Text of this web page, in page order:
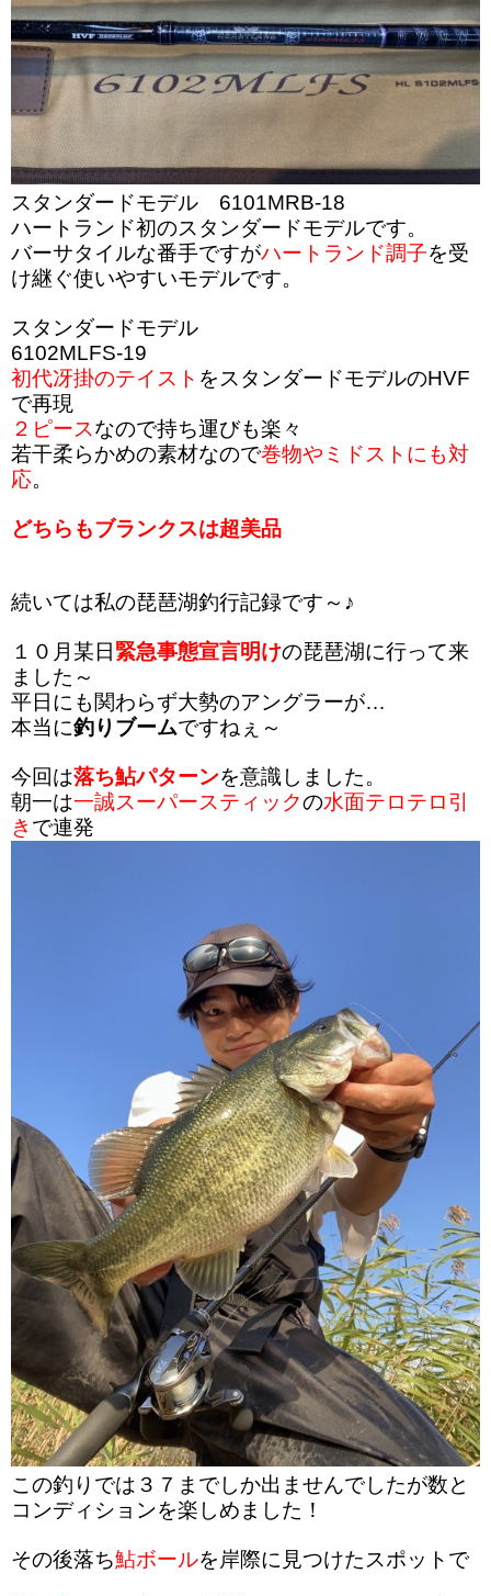
スタンダードモデル 6101MRB-18
ハートランド初のスタンダードモデルです。
バーサタイルな番手ですがハートランド調子を受
け継ぐ使いやすいモデルです。
スタンダードモデル
6102MLFS-19
初代冴掛のテイスト をスタンダードモデルのHVF
で再現
２ピースなので持ち運びも楽々
若干柔らかめの素材なので巻物やミドストにも対
応。
どちらもブランクスは超美品
続いては私の琵琶湖釣行記録です～♪
１０月某日緊急事態宣言明けの琵琶湖に行って来
ました～
平日にも関わらず大勢のアングラーが…
本当に釣りブームですねぇ～
今回は落ち鮎パターンを意識しました。
朝一は一誠スーパースティックの水面テロテロ引
き で連発
この釣りでは３７までしか出ませんでしたが数と
コンディションを楽しめました！
その後落ち鮎ボールを岸際に見つけたスポットで